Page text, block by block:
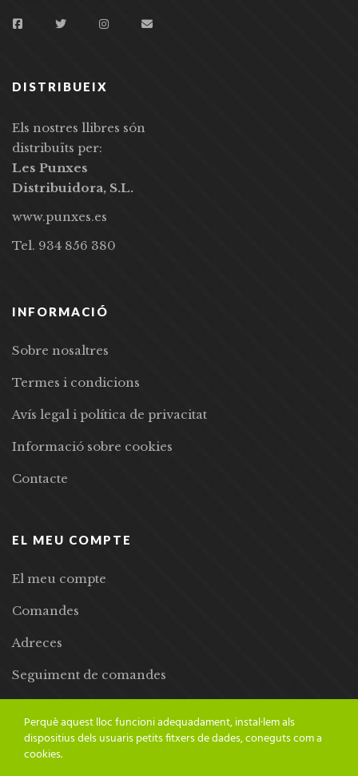
DISTRIBUEIX
Els nostres llibres són
distribuïts per:
Les Punxes
Distribuidora, S.L.
www.punxes.es
Tel. 934 856 380
INFORMACIÓ
Sobre nosaltres
Termes i condicions
Avís legal i política de privacitat
Informació sobre cookies
Contacte
EL MEU COMPTE
El meu compte
Comandes
Adreces
Seguiment de comandes
Perquè aquest lloc funcioni adequadament, instal·lem als
dispositius dels usuaris petits fitxers de dades, coneguts com a
cookies.